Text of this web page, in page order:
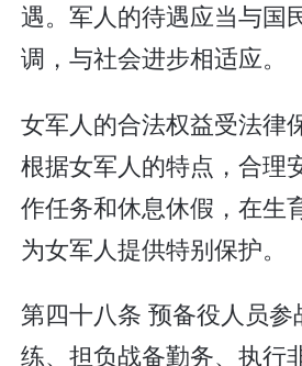
遇。军人的待遇应当与国
调，与社会进步相适应。
女军人的合法权益受法律
根据女军人的特点，合理
作任务和休息休假，在生
为女军人提供特别保护。
第四十八条 预备役人员参
练、担负战备勤务、执行